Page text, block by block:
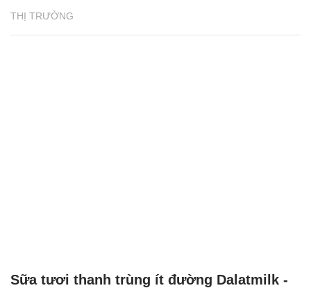
THỊ TRƯỜNG
Sữa tươi thanh trùng ít đường Dalatmilk -